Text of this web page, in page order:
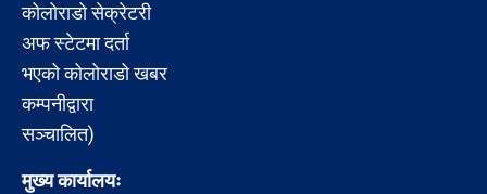
कोलोराडो सेक्रेटरी
अफ स्टेटमा दर्ता
भएको कोलोराडो खबर
कम्पनीद्वारा
सञ्चालित)
मुख्य कार्यालयः